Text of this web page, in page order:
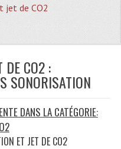
jet de CO2
DE CO2 :
SONORISATION
DANS LA CATÉGORIE:
ET JET DE CO2